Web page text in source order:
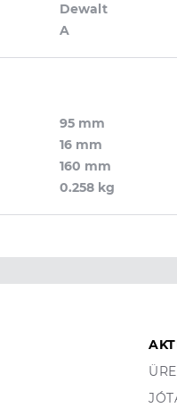
Dewalt
A
95 mm
16 mm
160 mm
0.258 kg